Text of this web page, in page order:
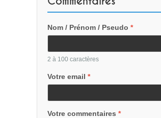
Nom / Prénom / Pseudo *
2 à 100 caractères
Votre email *
Votre commentaires *